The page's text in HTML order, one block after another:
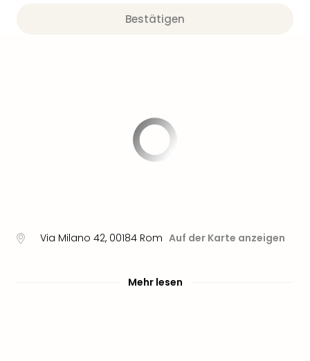
Bestätigen
Via Milano 42, 00184 Rom Auf der Karte anzeigen
Mehr lesen